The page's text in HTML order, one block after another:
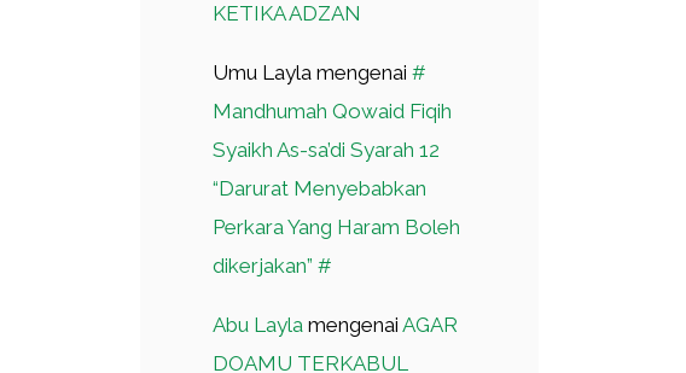
KETIKA ADZAN
Umu Layla mengenai #
Mandhumah Qowaid Fiqih
Syaikh As-sa’di Syarah 12
“Darurat Menyebabkan
Perkara Yang Haram Boleh
dikerjakan” #
Abu Layla mengenai AGAR
DOAMU TERKABUL